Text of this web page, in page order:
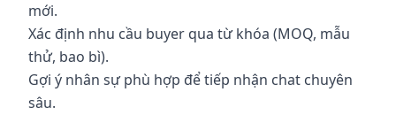
mới.
Xác định nhu cầu buyer qua từ khóa (MOQ, mẫu
thử, bao bì).
Gợi ý nhân sự phù hợp để tiếp nhận chat chuyên
sâu.